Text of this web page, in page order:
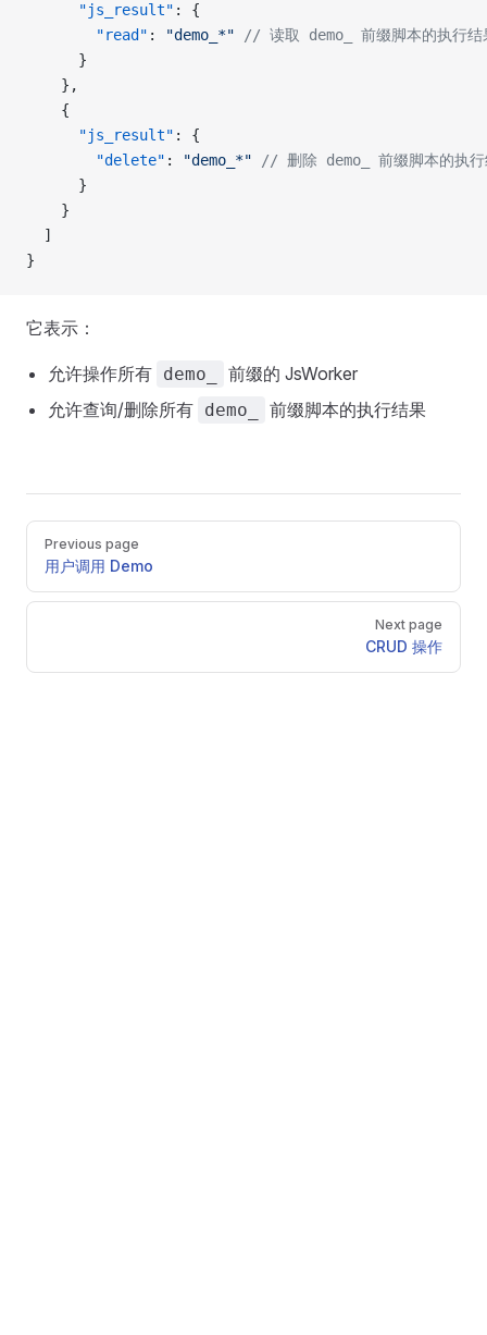
      "js_result"
: {
        "read"
: "demo_*" // 读取 demo_ 前缀脚本的执行结
      }
    },
    {
      "js_result"
: {
        "delete"
: "demo_*" // 删除 demo_ 前缀脚本的执行
      }
    }
  ]
}
它表示：
允许操作所有 demo_
前缀的 JsWorker
允许查询/删除所有 demo_ 前缀脚本的执行结果
Pager
Previous page
用户调用 Demo
Next page
CRUD 操作